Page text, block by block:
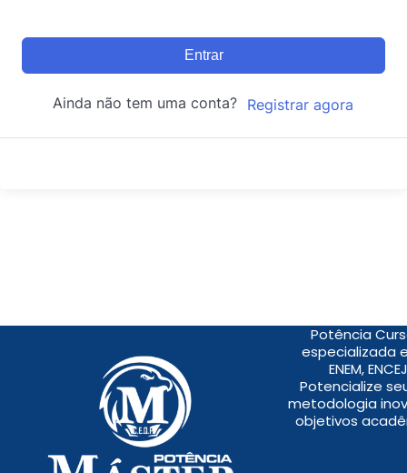
Entrar
Ainda não tem uma conta? Registrar agora
Potência
especializada
ENEM,
Potencialize
metodologia
objetivos